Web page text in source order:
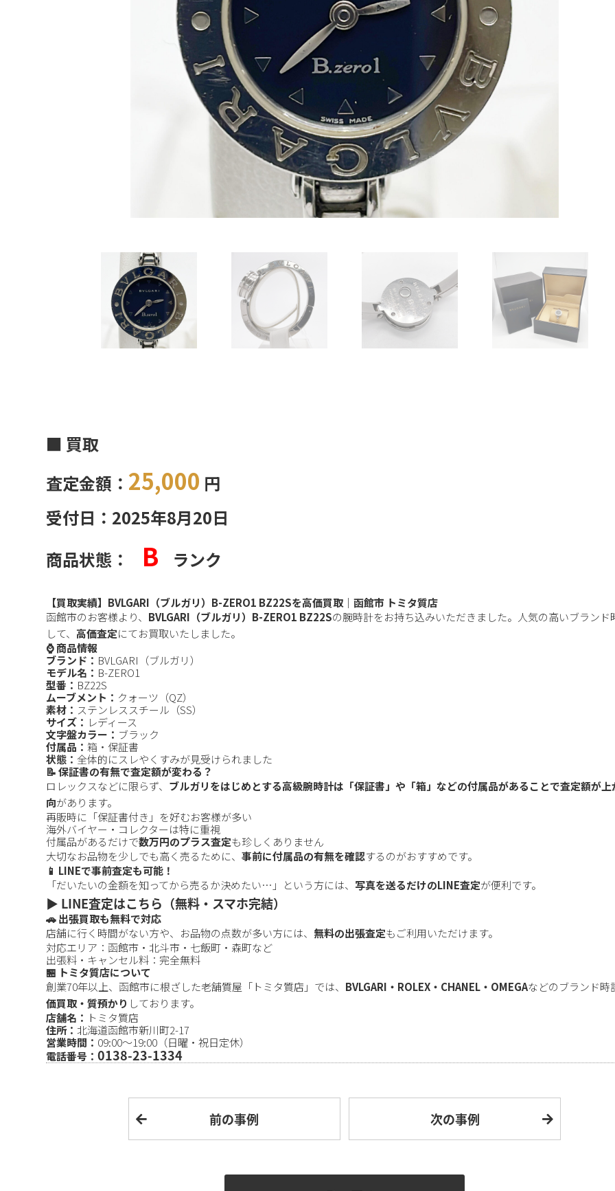
■ 買取
査定金額： 25,000 円
受付日：2025年8月20日
商品状態：
B ランク
【買取実績】BVLGARI（ブルガリ）B-ZERO1 BZ22Sを高価買取｜函館市 トミタ質店
函館市のお客様より、 BVLGARI（ブルガリ）B-ZERO1 BZ22Sの腕時計をお持ち込みいただきました。人気の高いブランド
して、 高価査定にてお買取いたしました。
⌚ 商品情報
ブランド： BVLGARI（ブルガリ）
モデル名： B-ZERO1
型番： BZ22S
ムーブメント： クォーツ（QZ）
素材： ステンレススチール（SS）
サイズ： レディース
文字盤カラー： ブラック
付属品：箱・保証書
状態： 全体的にスレやくすみが見受けられました
📝 保証書の有無で査定額が変わる？
ロレックスなどに限らず、 ブルガリをはじめとする高級腕時計は「保証書」や「箱」などの付属品があることで査定額が上
向があります。
再販時に「保証書付き」を好むお客様が多い
海外バイヤー・コレクターは特に重視
付属品があるだけで数万円のプラス査定も珍しくありません
大切なお品物を少しでも高く売るために、事前に付属品の有無を確認するのがおすすめです。
📱 LINEで事前査定も可能！
「だいたいの金額を知ってから売るか決めたい…」という方には、 写真を送るだけのLINE査定が便利です。
▶️ LINE査定はこちら（無料・スマホ完結）
🚗 出張買取も無料で対応
店舗に行く時間がない方や、お品物の点数が多い方には、 無料の出張査定もご利用いただけます。
対応エリア：函館市・北斗市・七飯町・森町など
出張料・キャンセル料：完全無料
🏪 トミタ質店について
創業70年以上、函館市に根ざした老舗質屋「トミタ質店」では、 BVLGARI・ROLEX・CHANEL・OMEGAなどのブランド時
価買取・質預かり しております。
店舗名： トミタ質店
住所：北海道函館市新川町2-17
営業時間： 09:00～19:00（日曜・祝日定休）
電話番号：0138-23-1334
前の事例 次の事例